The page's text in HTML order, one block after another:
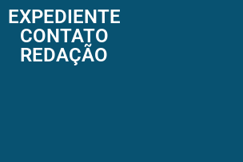
EXPEDIENTE
CONTATO
REDAÇÃO